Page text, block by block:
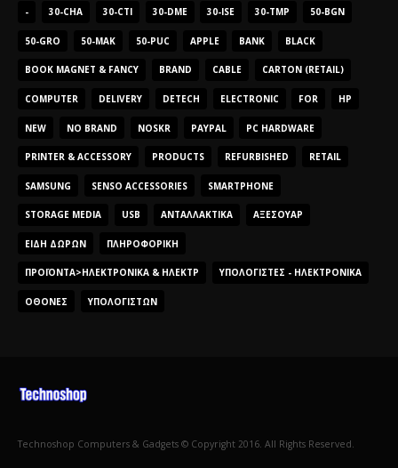
- 30-CHA 30-CTI 30-DME 30-ISE 30-TMP 50-BGN
50-GRO 50-MAK 50-PUC APPLE BANK BLACK
BOOK MAGNET & FANCY BRAND CABLE CARTON (RETAIL)
COMPUTER DELIVERY DETECH ELECTRONIC FOR HP
NEW NO BRAND NOSKR PAYPAL PC HARDWARE
PRINTER & ACCESSORY PRODUCTS REFURBISHED RETAIL
SAMSUNG SENSO ACCESSORIES SMARTPHONE
STORAGE MEDIA USB ΑΝΤΑΛΛΑΚΤΙΚΆ ΑΞΕΣΟΥΆΡ
ΕΊΔΗ ΔΏΡΩΝ ΠΛΗΡΟΦΟΡΙΚΉ
ΠΡΟΪΌΝΤΑ>ΗΛΕΚΤΡΟΝΙΚΆ & ΗΛΕΚΤΡ ΥΠΟΛΟΓΙΣΤΈΣ - ΗΛΕΚΤΡΟΝΙΚΆ
ΟΘΌΝΕΣ ΥΠΟΛΟΓΙΣΤΏΝ
Technoshop Computers & Gadgets © Copyright 2016. All Rights Reserved.